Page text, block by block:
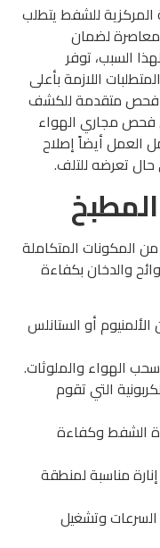
للشفط يتطلب
لضمان
السبب، توفر
اللازمة بأعلى
فحص متقدمة للكشف
فحص مجاري الهواء
أيضاً إصلاح
تعرضه للتلف.
المتكاملة
والدخان بكفاءة
أو الستانلس
الهواء والملوثات.
التي تقوم
الشفط وكفاءة
مناسبة لمنطقة
وتشغيل